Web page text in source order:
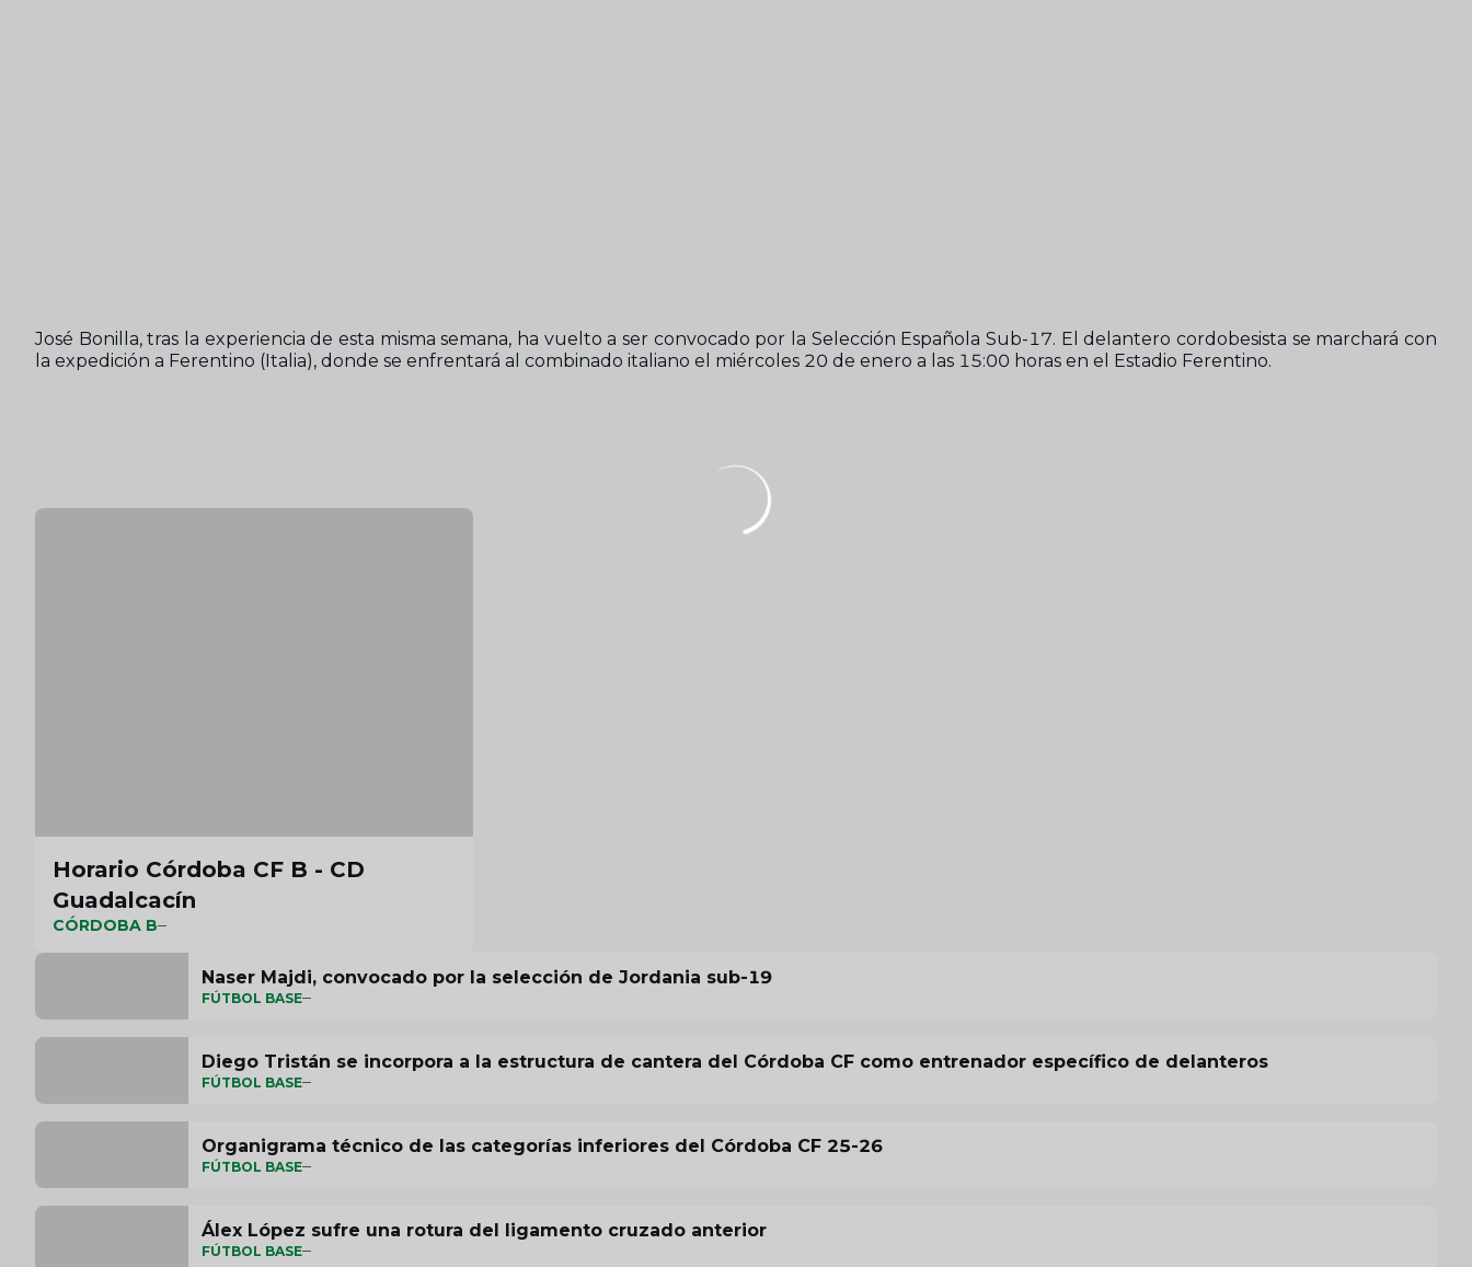
José Bonilla, tras la experiencia de esta misma semana, ha vuelto a ser convocado por la Selección Española Sub-17. El delantero cordobesista se marchará con
la expedición a Ferentino (Italia), donde se enfrentará al combinado italiano el miércoles 20 de enero a las 15:00 horas en el Estadio Ferentino.
Horario Córdoba CF B - CD
Guadalcacín
CÓRDOBA B
Naser Majdi, convocado por la selección de Jordania sub-19
FÚTBOL BASE
Diego Tristán se incorpora a la estructura de cantera del Córdoba CF como entrenador específico de delanteros
FÚTBOL BASE
Organigrama técnico de las categorías inferiores del Córdoba CF 25-26
FÚTBOL BASE
Álex López sufre una rotura del ligamento cruzado anterior
FÚTBOL BASE